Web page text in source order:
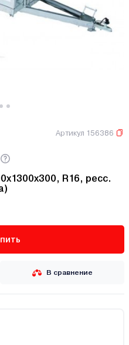
Артикул 156386
R16, ресс.
В сравнение